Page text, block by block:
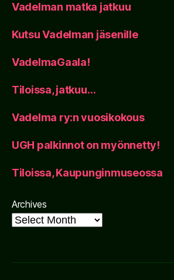
Vadelman matka jatkuu
Kutsu Vadelman jäsenille
VadelmaGaala!
Tiloissa, jatkuu…
Vadelma ry:n vuosikokous
UGH palkinnot on myönnetty!
Tiloissa, Kaupunginmuseossa
Archives